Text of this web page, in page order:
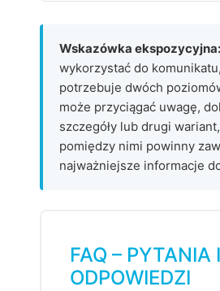
Wskazówka ekspozycyjna:
wykorzystać do
potrzebuje dwóch
może przyciągać uwagę,
szczegóły lub drugi
pomiędzy nimi powinny
najważniejsze informacje
FAQ – PYTANIA I
ODPOWIEDZI